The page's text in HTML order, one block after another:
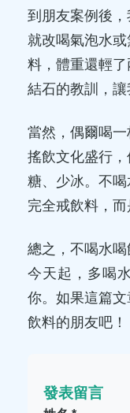
到朋友案例後
就改喝氣泡水
料，體重還輕
結石的教訓，讓
當然，偶爾喝
搖飲文化盛行
糖、少冰。不
完全戒飲料，而
總之，不喝水
今天起，多喝
你。如果這篇
飲料的朋友吧！
發表留言